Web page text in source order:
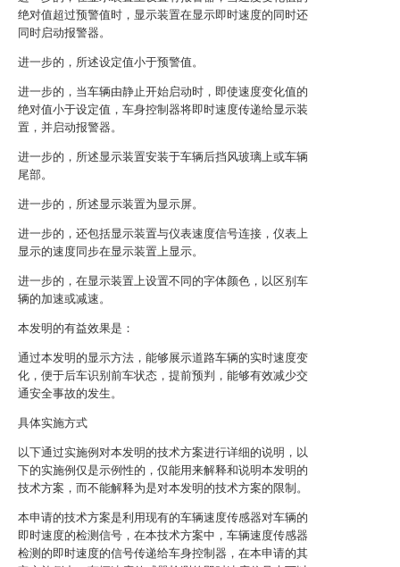
绝对值超过预警值时，显示装置在显示即时速度的同时还
同时启动报警器。
进一步的，所述设定值小于预警值。
进一步的，当车辆由静止开始启动时，即使速度变化值的
绝对值小于设定值，车身控制器将即时速度传递给显示装
置，并启动报警器。
进一步的，所述显示装置安装于车辆后挡风玻璃上或车辆
尾部。
进一步的，所述显示装置为显示屏。
进一步的，还包括显示装置与仪表速度信号连接，仪表上
显示的速度同步在显示装置上显示。
进一步的，在显示装置上设置不同的字体颜色，以区别车
辆的加速或减速。
本发明的有益效果是：
通过本发明的显示方法，能够展示道路车辆的实时速度变
化，便于后车识别前车状态，提前预判，能够有效减少交
通安全事故的发生。
具体实施方式
以下通过实施例对本发明的技术方案进行详细的说明，以
下的实施例仅是示例性的，仅能用来解释和说明本发明的
技术方案，而不能解释为是对本发明的技术方案的限制。
本申请的技术方案是利用现有的车辆速度传感器对车辆的
即时速度的检测信号，在本技术方案中，车辆速度传感器
检测的即时速度的信号传递给车身控制器，在本申请的其